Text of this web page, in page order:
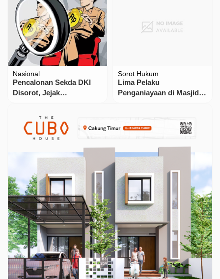
Nasional
Pencalonan Sekda DKI
Disorot, Jejak
Mencuat ke Permukaan
Sorot Hukum
Lima Pelaku
Penganiayaan di Masjid